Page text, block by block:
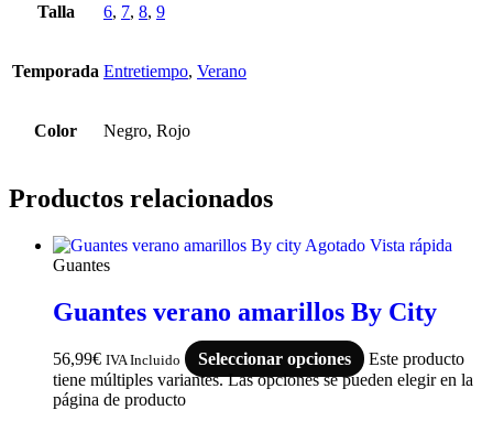
Talla 6, 7, 8, 9
Temporada Entretiempo, Verano
Color Negro, Rojo
Productos relacionados
Agotado Vista rápida
Guantes
Guantes verano amarillos By City
56,99€ IVA Incluido Seleccionar opciones
Este producto
tiene múltiples variantes. Las opciones se pueden elegir en la
página de producto